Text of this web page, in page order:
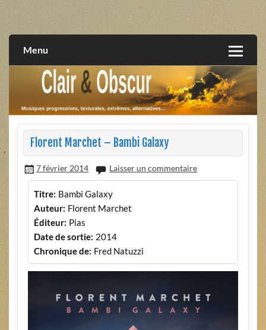
extrêmes, alternatives, texturales
Menu
Florent Marchet – Bambi Galaxy
7 février 2014 Laisser un commentaire
Titre: Bambi Galaxy
Auteur: Florent Marchet
Éditeur: Pias
Date de sortie: 2014
Chronique de: Fred Natuzzi